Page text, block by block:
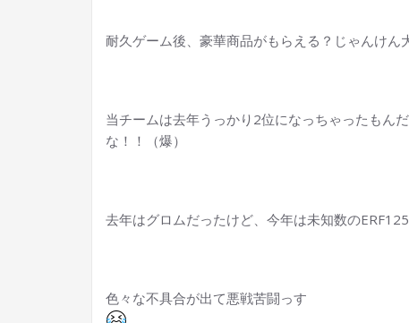
耐久ゲーム後、豪華商品がもらえる？じゃんけん
当チームは去年うっかり2位になっちゃったもん
な！！（爆）
去年はグロムだったけど、今年は未知数のERF125
色々な不具合が出て悪戦苦闘っす